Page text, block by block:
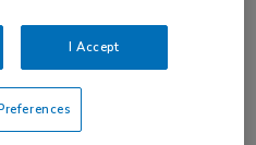
van een arts, zoals het
verhalen en films.
als sterke, goed
arrogante mensen. Hoe
I Accept